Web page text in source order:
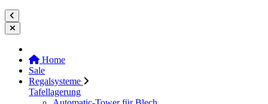
Home
Sale
Regalsysteme
Tafellagerung